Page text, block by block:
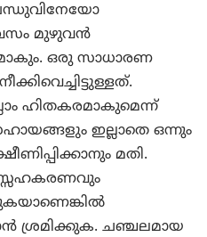
മുഴുവന്‍
ഒരു സാധാരണ
ഹിതകരമാകുമെന്ന്
ഇല്ലാതെ ഒന്നും
മതി.
ശ്രമിക്കുക. ചഞ്ചലമായ